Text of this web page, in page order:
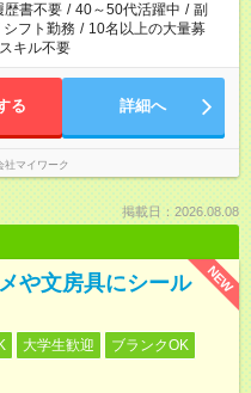
歴書不要 / 40～50代活躍中 / 副
シフト勤務 / 10名以上の大量募
キル不要
る 詳細へ
社マイワーク
掲載日：2026.08.08
NEW
や文房具にシール
大学生歓迎
ブランクOK